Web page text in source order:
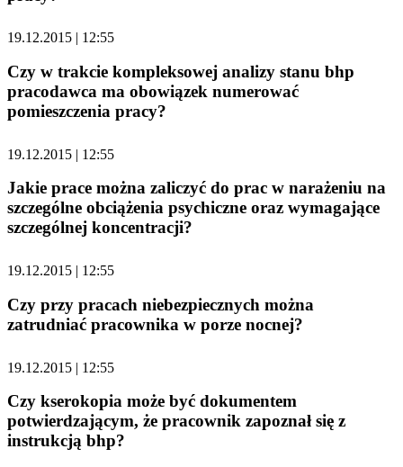
19.12.2015 | 12:55
Czy w trakcie kompleksowej analizy stanu bhp
pracodawca ma obowiązek numerować
pomieszczenia pracy?
19.12.2015 | 12:55
Jakie prace można zaliczyć do prac w narażeniu na
szczególne obciążenia psychiczne oraz wymagające
szczególnej koncentracji?
19.12.2015 | 12:55
Czy przy pracach niebezpiecznych można
zatrudniać pracownika w porze nocnej?
19.12.2015 | 12:55
Czy kserokopia może być dokumentem
potwierdzającym, że pracownik zapoznał się z
instrukcją bhp?